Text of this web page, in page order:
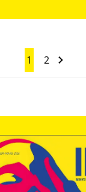
1 2